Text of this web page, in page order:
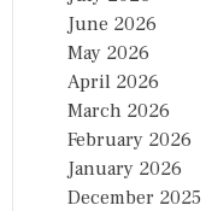
June 2026
May 2026
April 2026
March 2026
February 2026
January 2026
December 2025